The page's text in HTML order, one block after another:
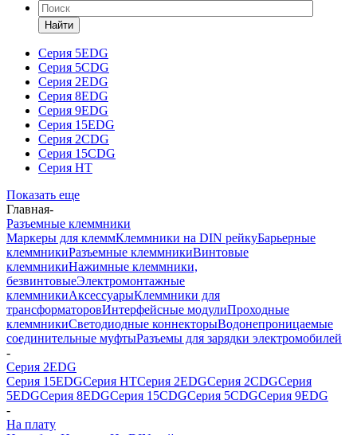
Найти
Серия 5EDG
Серия 5CDG
Серия 2EDG
Серия 8EDG
Серия 9EDG
Серия 15EDG
Серия 2CDG
Серия 15CDG
Серия HT
Показать еще
Главная-
Разъемные клеммники
Маркеры для клеммКлеммники на DIN рейкуБарьерные
клеммникиРазъемные клеммникиВинтовые
клеммникиНажимные клеммники,
безвинтовыеЭлектромонтажные
клеммникиАксессуарыКлеммники для
трансформаторовИнтерфейсные модулиПроходные
клеммникиСветодиодные коннекторыВодонепроницаемые
соединительные муфтыРазъемы для зарядки электромобилей
-
Серия 2EDG
Серия 15EDGСерия HTСерия 2EDGСерия 2CDGСерия
5EDGСерия 8EDGСерия 15CDGСерия 5CDGСерия 9EDG
-
На плату